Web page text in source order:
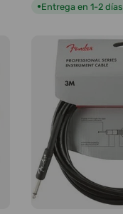
●Entrega en 1-2 días